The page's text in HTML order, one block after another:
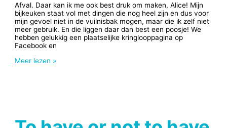
Afval. Daar kan ik me ook best druk om maken, Alice! Mijn
bijkeuken staat vol met dingen die nog heel zijn en dus voor
mijn gevoel niet in de vuilnisbak mogen, maar die ik zelf niet
meer gebruik. En die liggen daar dan best een poosje! We
hebben gelukkig een plaatselijke kringlooppagina op
Facebook en
Waar
Meer lezen »